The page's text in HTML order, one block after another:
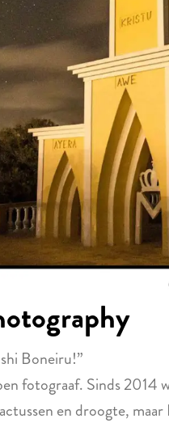
Boneiru!”
fotograaf. Sinds
en droogte,